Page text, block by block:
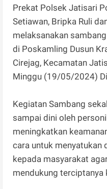
Prekat Polsek Jatisari
Setiawan, Bripka Ruli
melaksanakan
di Poskamling Dusun
Cirejag, Kecamatan
Minggu (19/05/2024)
Kegiatan Sambang
sampai dini oleh
meningkatkan
cara untuk menyatukan
kepada masyarakat
mendukung terciptanya